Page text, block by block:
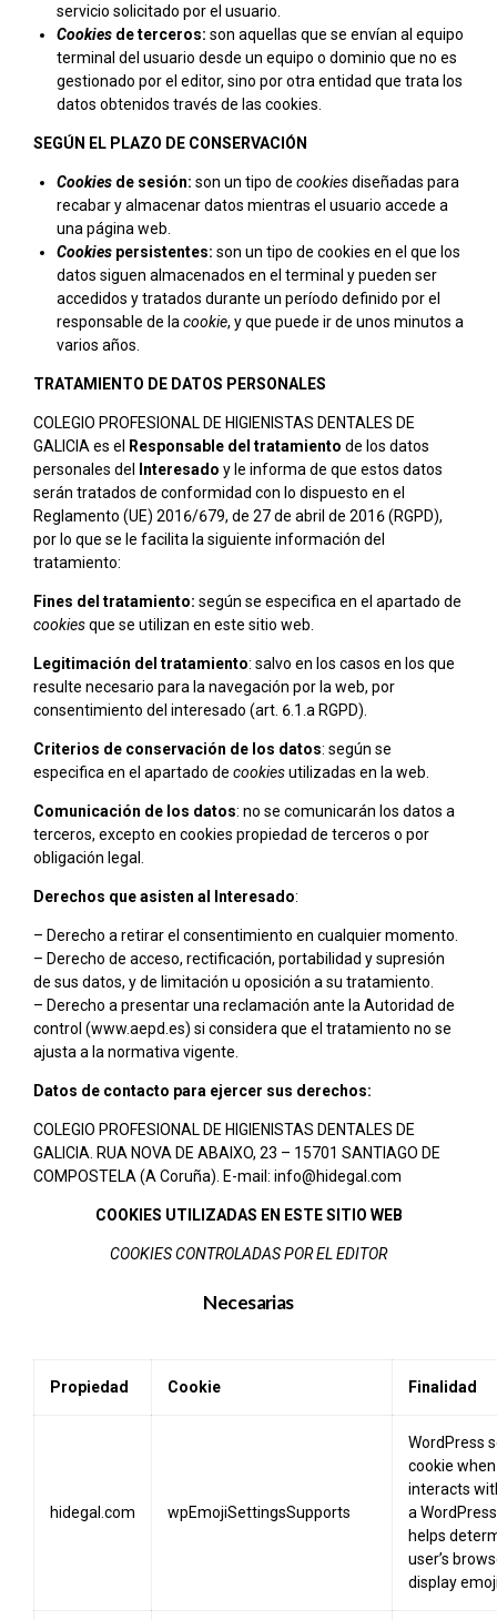
servicio solicitado por el usuario.
Cookies de terceros: son aquellas que se envían al equipo
terminal del usuario desde un equipo o dominio que no es
gestionado por el editor, sino por otra entidad que trata los
datos obtenidos través de las cookies.
SEGÚN EL PLAZO DE CONSERVACIÓN
Cookies de sesión: son un tipo de cookiesdiseñadas para
recabar y almacenar datos mientras el usuario accede a
una página web.
Cookies persistentes: son un tipo de cookies en el que los
datos siguen almacenados en el terminal y pueden ser
accedidos y tratados durante un período definido por el
responsable de la cookie, y que puede ir de unos minutos a
varios años.
TRATAMIENTO DE DATOS PERSONALES
COLEGIO PROFESIONAL DE HIGIENISTAS DENTALES DE
GALICIA es el Responsable del tratamiento de los datos
personales del Interesado y le informa de que estos datos
serán tratados de conformidad con lo dispuesto en el
Reglamento (UE) 2016/679, de 27 de abril de 2016 (RGPD),
por lo que se le facilita la siguiente información del
tratamiento:
Fines del tratamiento: según se especifica en el apartado de
cookiesque se utilizan en este sitio web.
Legitimación del tratamiento: salvo en los casos en los que
resulte necesario para la navegación por la web, por
consentimiento del interesado (art. 6.1.a RGPD).
Criterios de conservación de los datos: según se
especifica en el apartado de cookiesutilizadas en la web.
Comunicación de los datos: no se comunicarán los datos a
terceros, excepto en cookies propiedad de terceros o por
obligación legal.
Derechos que asisten al Interesado:
– Derecho a retirar el consentimiento en cualquier momento.
– Derecho de acceso, rectificación, portabilidad y supresión
de sus datos, y de limitación u oposición a su tratamiento.
– Derecho a presentar una reclamación ante la Autoridad de
control (www.aepd.es) si considera que el tratamiento no se
ajusta a la normativa vigente.
Datos de contacto para ejercer sus derechos:
COLEGIO PROFESIONAL DE HIGIENISTAS DENTALES DE
GALICIA. RUA NOVA DE ABAIXO, 23 – 15701 SANTIAGO DE
COMPOSTELA (A Coruña). E-mail: info@hidegal.com
COOKIES UTILIZADAS EN ESTE SITIO WEB
COOKIES CONTROLADAS POR EL EDITOR
Necesarias
Propiedad Cookie Finalidad
hidegal.com wpEmojiSettingsSupports
WordPress
cookie
interacts
a
helps
user’s
display